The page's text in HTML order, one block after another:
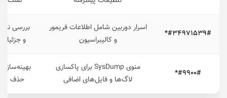
#۳۴۹۷۱۵۳۹#*
اسرار دوربین شامل اطلاعات فریمور
و کالیبراسیون
بررسی
و
#۹۹۰۰#*
منوی SysDump برای پاکسازی
لاگ‌ها و فایل‌های اضافی
حذف